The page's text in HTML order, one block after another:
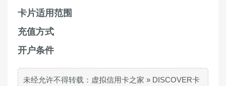
卡片适用范围
充值方式
开户条件
未经允许不得转载： 虚拟信用卡之家 » DISCOVER卡